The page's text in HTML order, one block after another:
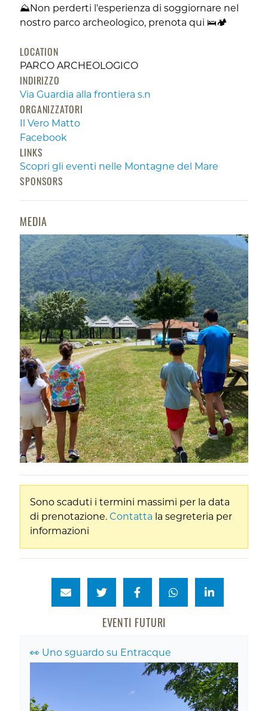
⛰️Non perderti l'esperienza di soggiornare nel
nostro parco archeologico, prenotaqui 🛌🏕️
LOCATION
PARCO ARCHEOLOGICO
INDIRIZZO
Via Guardia alla frontiera s.n
ORGANIZZATORI
Il Vero Matto
Facebook
LINKS
Scopri gli eventi nelle Montagne del Mare
SPONSORS
MEDIA
Sono scaduti i termini massimi per la data
di prenotazione.Contatta la segreteria per
informazioni
EVENTI FUTURI
👀 Uno sguardo su Entracque